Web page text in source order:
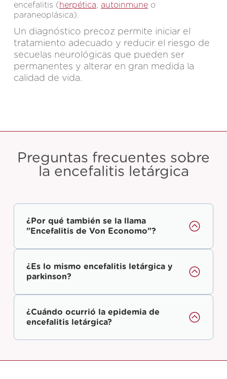
encefalitis ( herpética, autoinmune o
paraneoplásica).
Un diagnóstico precoz permite iniciar el
tratamiento adecuado y reducir el riesgo de
secuelas neurológicas que pueden ser
permanentes y alterar en gran medida la
calidad de vida.
Preguntas frecuentes sobre
la encefalitis letárgica
¿Por qué también se la llama
"Encefalitis de Von Economo"?
¿Es lo mismo encefalitis letárgica y
parkinson?
¿Cuándo ocurrió la epidemia de
encefalitis letárgica?